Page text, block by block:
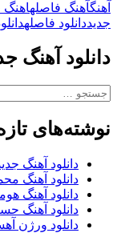
آهنگآهنگ فاصلهاهنگ
جدیددانلود فاصله
دانلود آهنگ
جستجو
نوشته‌های
دانلود آهنگ
دانلود آهنگ
دانلود آهنگ
دانلود آهنگ
دانلود ورژن